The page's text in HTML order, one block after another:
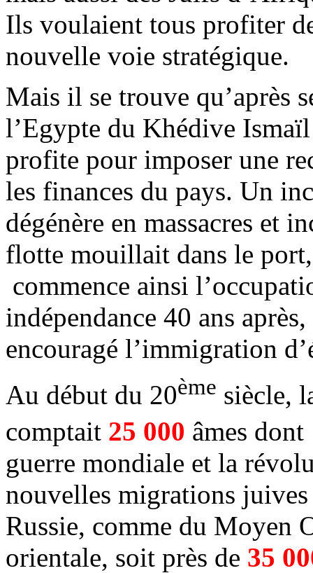
Ils voulaient tous profiter
nouvelle voie stratégique.
Mais il se trouve qu’après
l’Egypte du Khédive
profite pour imposer une
les finances du pays. Un
dégénère en massacres et
flotte mouillait dans le
commence ainsi
indépendance 40 ans
encouragé l’immigration
Au début du 20ème siècle,
comptait 25 000 âmes
guerre mondiale et la
nouvelles migrations
Russie, comme du Moyen
orientale, soit près de 35